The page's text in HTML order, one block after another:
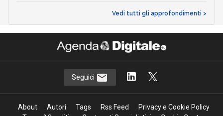
Vedi tutti gli approfondimenti >
Seguici
About Autori Tags Rss Feed
Privacy e Cookie Policy